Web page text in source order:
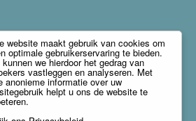
website maakt gebruik van cookies om
optimale gebruikerservaring te bieden.
we hierdoor het gedrag van
vastleggen en analyseren. Met
anonieme informatie over uw
helpt u ons de website te